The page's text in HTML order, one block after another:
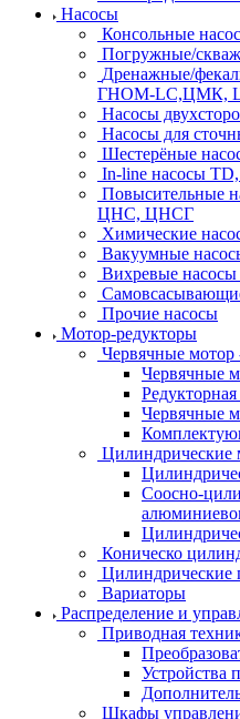
Насосы
Консольные
Погружные/
Дренажные/
ГНОМ-LC,ЦМК,
Насосы
Насосы для
Шестерёные
In-line насосы
Повысительные
ЦНС, ЦНСГ
Химические
Вакуумные
Вихревые
Прочие насосы
Мотор-редукторы
Червячные мотор
Червячные
Редукторная
Червячные
Цилиндрические
Соосно-
Коническо
Цилиндрические
Вариаторы
Распределение и
Приводная
Устройства
Шкафы